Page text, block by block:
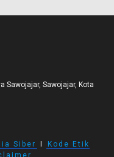
Sawojajar, Sawojajar, Kota
Siber
Kode Etik